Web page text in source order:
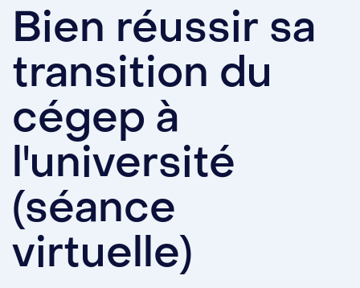
Bien réussir sa
transition du
cégep à
l'université
(séance
virtuelle)